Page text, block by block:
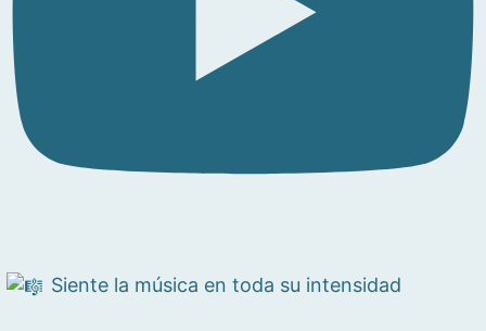
Siente la música en toda su intensidad